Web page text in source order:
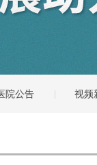
院公告 视频